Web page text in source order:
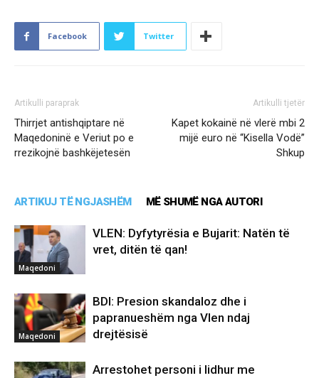
Facebook Twitter
Artikulli paraprak
Thirrjet antishqiptare në
Maqedoninë e Veriut po e
rrezikojnë bashkëjetesën
Artikulli tjetër
Kapet kokainë në vlerë mbi 2
mijë euro në “Kisella Vodë”
Shkup
ARTIKUJ TË NGJASHËM MË SHUMË NGA AUTORI
Maqedoni
VLEN: Dyfytyrësia e Bujarit: Natën të
vret, ditën të qan!
Maqedoni
BDI: Presion skandaloz dhe i
papranueshëm nga Vlen ndaj
drejtësisë
Arrestohet personi i lidhur me